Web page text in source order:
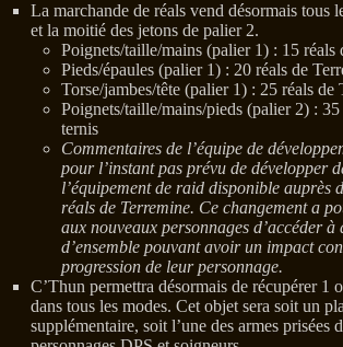
La marchande de réals vend désormais tous
et la moitié des jetons de palier 2.
Poignets/taille/mains (palier 1) : 15 réals
Pieds/épaules (palier 1) : 20 réals de
Torse/jambes/tête (palier 1) : 25 réals de
Poignets/taille/mains/pieds (palier 2) :
ternis
Commentaires de l’équipe de
pour l’instant pas prévu de développer
l’équipement de raid disponible auprès
réals de Terremine. Ce changement a
aux nouveaux personnages d’accéder à
d’ensemble pouvant avoir un impact
progression de leur personnage.
C’Thun permettra désormais de récupérer 1
dans tous les modes. Cet objet sera soit un
supplémentaire, soit l’une des armes prisées